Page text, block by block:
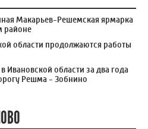
Макарьев-Решемская ярмарка
районе
области продолжаются работы
Ивановской области за два года
Решма - Зобнино